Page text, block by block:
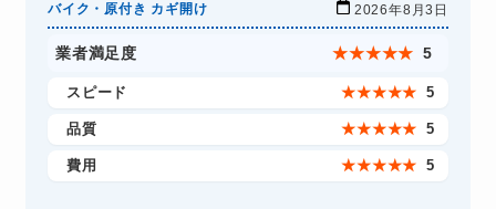
バイク・原付き カギ開け
2026年8月3日
業者満足度 ★★★★★ 5
スピード ★★★★★ 5
品質 ★★★★★ 5
費用 ★★★★★ 5